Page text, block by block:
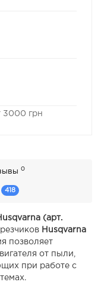
3000 грн
0
418
(арт.
Husqvarna
позволяет
от пыли,
при работе с